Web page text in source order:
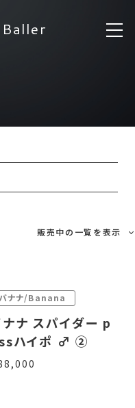
販売中の一覧を表示
ナナ/Banana
ナ スパイダー p
ハイポ ♂ ②